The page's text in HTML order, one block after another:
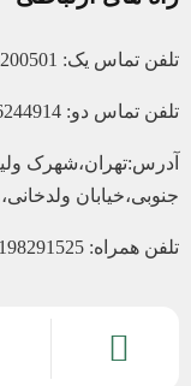
تلفن تماس یک: 02166200501
تلفن تماس دو: 02166244914
آدرس:تهران،شهرک
جنوبی،خیابان
تلفن همراه: 09198291525